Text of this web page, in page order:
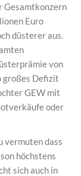
Gesamtkonzern
Euro
düsterer aus.
von
großes Defizit
GEW mit
oder
vermuten dass
höchstens
sich auch in